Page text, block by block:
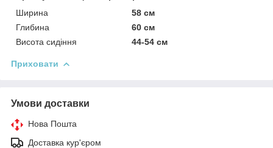
Ширина
58 см
Глибина
60 см
Висота сидіння
44-54 см
Приховати
Умови доставки
Нова Пошта
Доставка кур'єром